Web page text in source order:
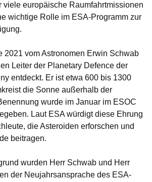
viele europäische Raumfahrtmissionen
wichtige Rolle im ESA-Programm zur
2021 vom Astronomen Erwin Schwab
Leiter der Planetary Defence der
entdeckt. Er ist etwa 600 bis 1300
die Sonne außerhalb der
wurde im Januar im ESOC
Laut ESA würdigt diese Ehrung
die Asteroiden erforschen und
beitragen.
wurden Herr Schwab und Herr
der Neujahrsansprache des ESA-